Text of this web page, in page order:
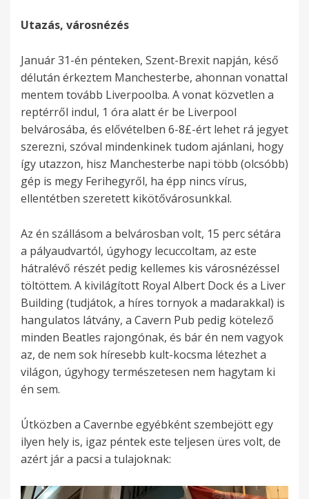
Utazás, városnézés
Január 31-én pénteken, Szent-Brexit napján, késő
délután érkeztem Manchesterbe, ahonnan vonattal
mentem tovább Liverpoolba. A vonat közvetlen a
reptérről indul, 1 óra alatt ér be Liverpool
belvárosába, és elővételben 6-8£-ért lehet rá jegyet
szerezni, szóval mindenkinek tudom ajánlani, hogy
így utazzon, hisz Manchesterbe napi több (olcsóbb)
gép is megy Ferihegyről, ha épp nincs vírus,
ellentétben szeretett kikötővárosunkkal.
Az én szállásom a belvárosban volt, 15 perc sétára
a pályaudvartól, úgyhogy lecuccoltam, az este
hátralévő részét pedig kellemes kis városnézéssel
töltöttem. A kivilágított Royal Albert Dock és a Liver
Building (tudjátok, a híres tornyok a madarakkal) is
hangulatos látvány, a Cavern Pub pedig kötelező
minden Beatles rajongónak, és bár én nem vagyok
az, de nem sok híresebb kult-kocsma létezhet a
világon, úgyhogy természetesen nem hagytam ki
én sem.
Útközben a Cavernbe egyébként szembejött egy
ilyen hely is, igaz péntek este teljesen üres volt, de
azért jár a pacsi a tulajoknak: